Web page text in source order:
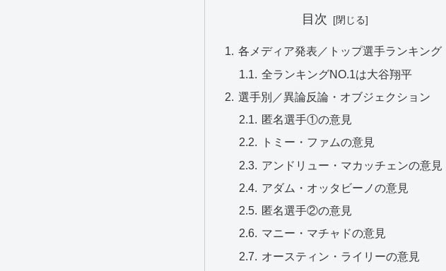
目次
各メディア発表／トップ選手ランキング
全ランキングNO.1は大谷翔平
選手別／異論反論・オブジェクション
匿名選手①の意見
トミー・ファムの意見
アンドリュー・マカッチェンの意見
アダム・オッタビーノの意見
匿名選手②の意見
マニー・マチャドの意見
オースティン・ライリーの意見